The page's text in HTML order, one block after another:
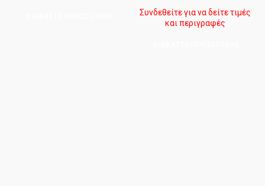
Συνδεθείτε για να δείτε τιμές
και περιγραφές